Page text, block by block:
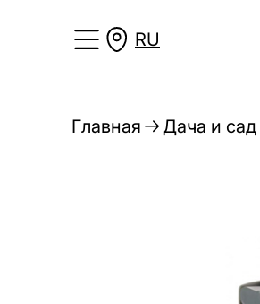
RU
Главная Дача и сад